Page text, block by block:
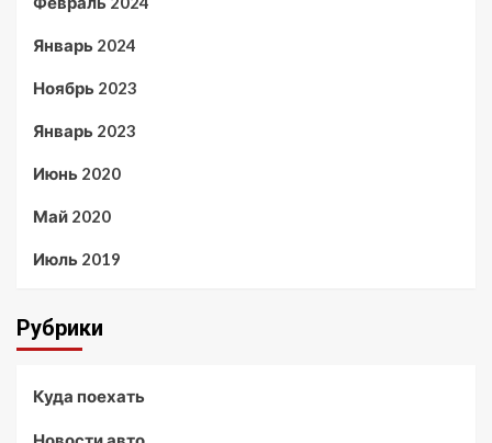
Январь 2024
Ноябрь 2023
Январь 2023
Июнь 2020
Май 2020
Июль 2019
Рубрики
Куда поехать